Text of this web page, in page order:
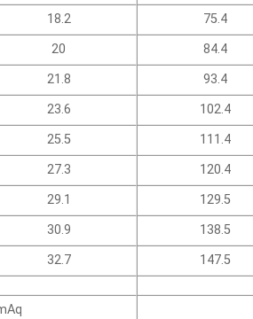
18.2
75.4
20
84.4
21.8
93.4
23.6
102.4
25.5
111.4
27.3
120.4
29.1
129.5
30.9
138.5
32.7
147.5